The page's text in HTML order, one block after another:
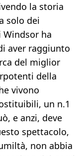
la storia
solo dei
ha
aver raggiunto
del miglior
della
vivono
un n.1
e anzi, deve
spettacolo,
non abbia